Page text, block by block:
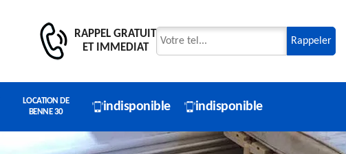
RAPPEL GRATUIT
ET IMMEDIAT
LOCATION DE
BENNE 30
indisponible indisponible